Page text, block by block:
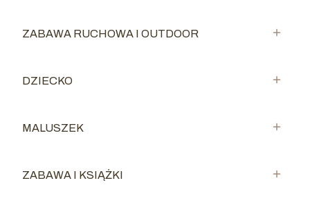
Kategoria - ZABAWA RUCHOWA I OUTDOOR
ZABAWA RUCHOWA I OUTDOOR
Kategoria - DZIECKO
DZIECKO
Kategoria - MALUSZEK
MALUSZEK
Kategoria - ZABAWA I KSIĄŻKI
ZABAWA I KSIĄŻKI